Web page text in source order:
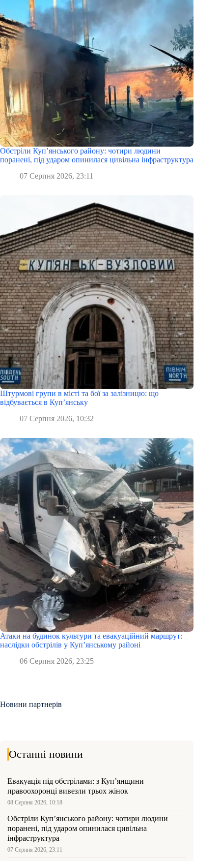
Обстріли Куп’янського району: чотири людини
поранені, під ударом опинилася цивільна інфраструктура
07 Серпня 2026, 23:11
Штурмові групи в місті та бої за залізницю: що
відбувається в Куп’янську
07 Серпня 2026, 10:32
Атаки на будинок культури та евакуаційний маршрут:
наслідки обстрілів у Куп’янському районі
06 Серпня 2026, 23:25
Новини партнерів
Останні новини
Евакуація під обстрілами: з Куп’янщини
правоохоронці вивезли трьох жінок
08 Серпня 2026, 10:18
Обстріли Куп’янського району: чотири людини
поранені, під ударом опинилася цивільна
інфраструктура
07 Серпня 2026, 23:11